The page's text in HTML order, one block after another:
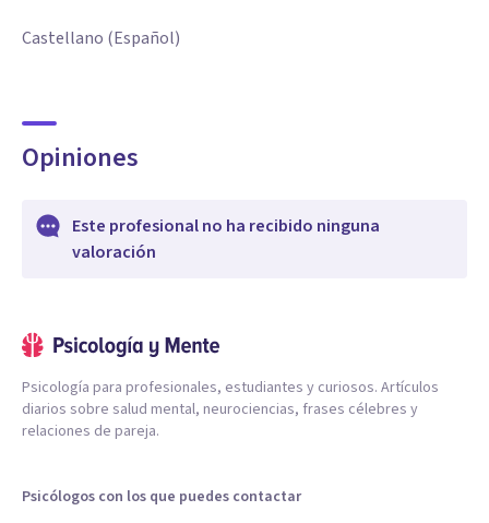
Castellano (Español)
Opiniones
Este profesional no ha recibido ninguna
valoración
Psicología para profesionales, estudiantes y curiosos. Artículos
diarios sobre salud mental, neurociencias, frases célebres y
relaciones de pareja.
Psicólogos con los que puedes contactar